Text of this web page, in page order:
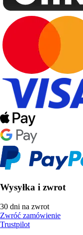
Wysyłka i zwrot
30 dni na zwrot
Zwróć zamówienie
Trustpilot